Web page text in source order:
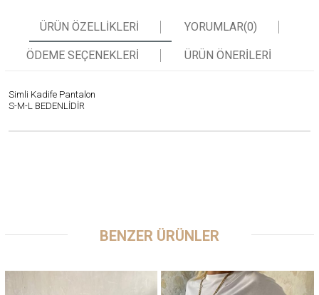
ÜRÜN ÖZELLIKLERI YORUMLAR(0)
ÖDEME SEÇENEKLERI ÜRÜN ÖNERILERI
Simli Kadife Pantalon
S-M-L BEDENLİDİR
BENZER ÜRÜNLER